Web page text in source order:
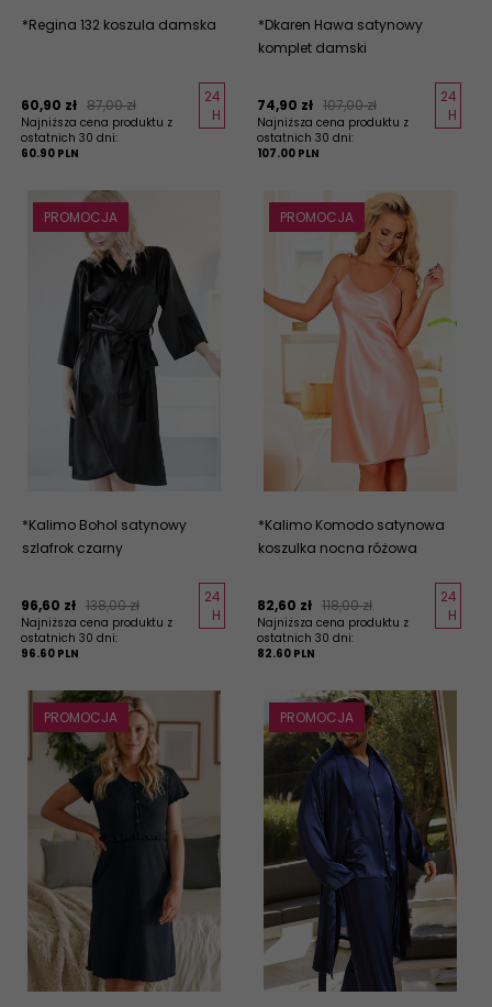
*Regina 132 koszula damska
60,90 zł 87,00 zł
Najniższa cena produktu z
ostatnich 30 dni:
60.90 PLN
24
H
*Dkaren Hawa satynowy
komplet damski
74,90 zł 107,00 zł
Najniższa cena produktu z
ostatnich 30 dni:
107.00 PLN
24
H
PROMOCJA
*Kalimo Bohol satynowy
szlafrok czarny
96,60 zł 138,00 zł
Najniższa cena produktu z
ostatnich 30 dni:
96.60 PLN
24
H
PROMOCJA
*Kalimo Komodo satynowa
koszulka nocna różowa
82,60 zł 118,00 zł
Najniższa cena produktu z
ostatnich 30 dni:
82.60 PLN
24
H
PROMOCJA PROMOCJA